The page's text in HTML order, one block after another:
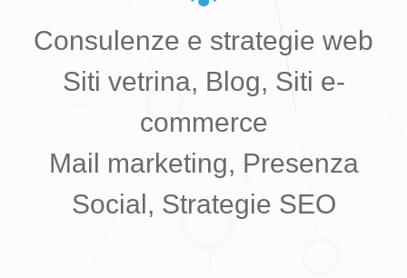
Consulenze e strategie web
Siti vetrina, Blog, Siti e-
commerce
Mail marketing, Presenza
Social, Strategie SEO